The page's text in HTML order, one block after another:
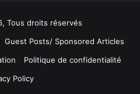
Tous droits réservés
Guest Posts/ Sponsored Articles
Politique de confidentialité
Policy